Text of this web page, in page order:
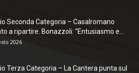
Seconda Categoria – Casalromano
a ripartire. Bonazzoli: “Entusiasmo e...
2026
Terza Categoria – La Cantera punta sul